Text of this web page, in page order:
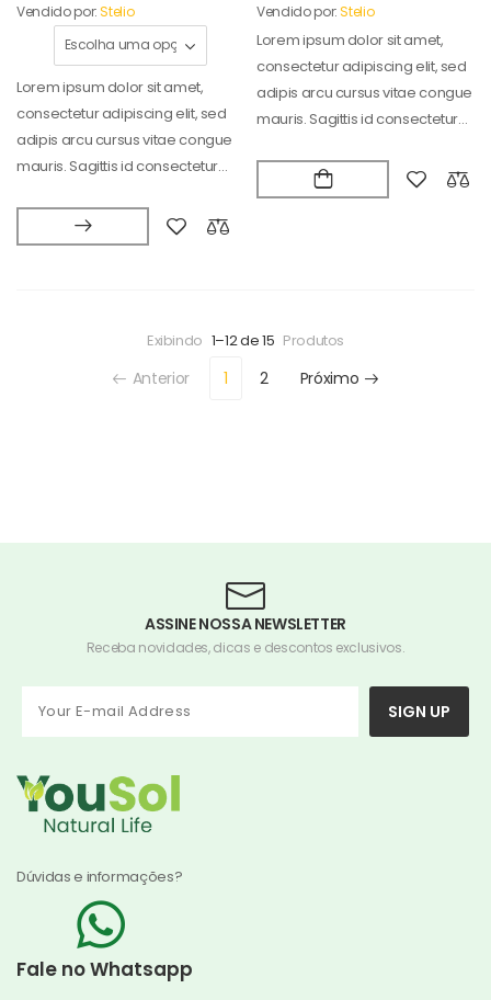
Vendido por:Stelio
Lorem ipsum dolor sit amet,
consectetur adipiscing elit, sed
adipis arcu cursus vitae congue
mauris. Sagittis id consectetur
Vendido por:Stelio
Lorem ipsum dolor sit amet,
consectetur adipiscing elit, sed
adipis arcu cursus vitae congue
mauris. Sagittis id consectetur
Exibindo 1–12 de 15 Produtos
Anterior 1 2 Próximo
ASSINE NOSSA NEWSLETTER
Receba novidades, dicas e descontos exclusivos.
SIGN UP
Dúvidas e informações?
Fale no Whatsapp